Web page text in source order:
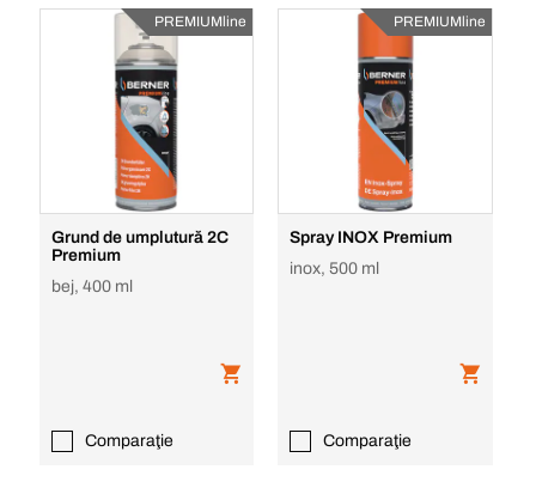
PREMIUMline
Grund de umplutură 2C
Premium
bej, 400 ml
Comparaţie
PREMIUMline
Spray INOX Premium
inox, 500 ml
Comparaţie